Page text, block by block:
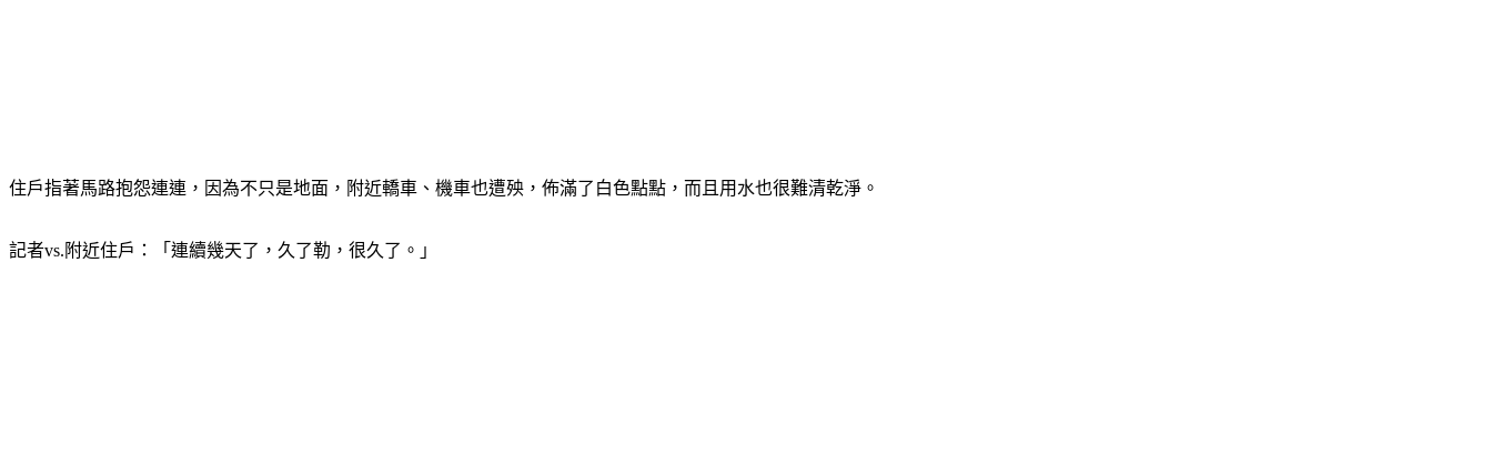
住戶指著馬路抱怨連連，因為不只是地面，附近轎車、機車也遭殃，佈滿了白色點點，而且用水也很難清乾淨。
記者vs.附近住戶：「連續幾天了，久了勒，很久了。」